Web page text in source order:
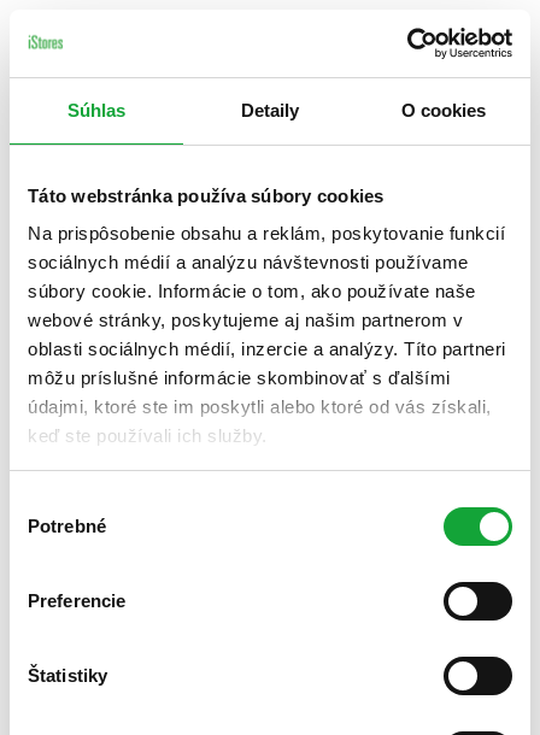
Súhlas Detaily O cookies
Táto webstránka používa súbory cookies
Na prispôsobenie obsahu a reklám, poskytovanie funkcií
sociálnych médií a analýzu návštevnosti používame
súbory cookie. Informácie o tom, ako používate naše
webové stránky, poskytujeme aj našim partnerom v
oblasti sociálnych médií, inzercie a analýzy. Títo partneri
môžu príslušné informácie skombinovať s ďalšími
údajmi, ktoré ste im poskytli alebo ktoré od vás získali,
keď ste používali ich služby.
súhlasu
Potrebné
Preferencie
Štatistiky